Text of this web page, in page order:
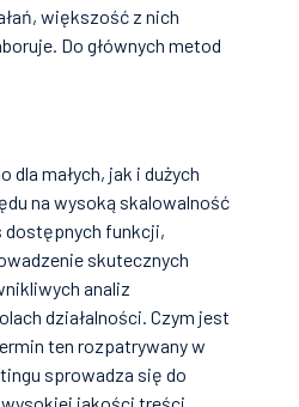
większość z nich
Do głównych metod
dla małych, jak i dużych
na wysoką skalowalność
funkcji,
skutecznych
analiz
działalności. Czym jest
ten rozpatrywany w
sprowadza się do